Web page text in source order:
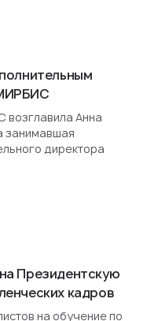
Анна
занимавшая
директора
Президентскую
кадров
на обучение по